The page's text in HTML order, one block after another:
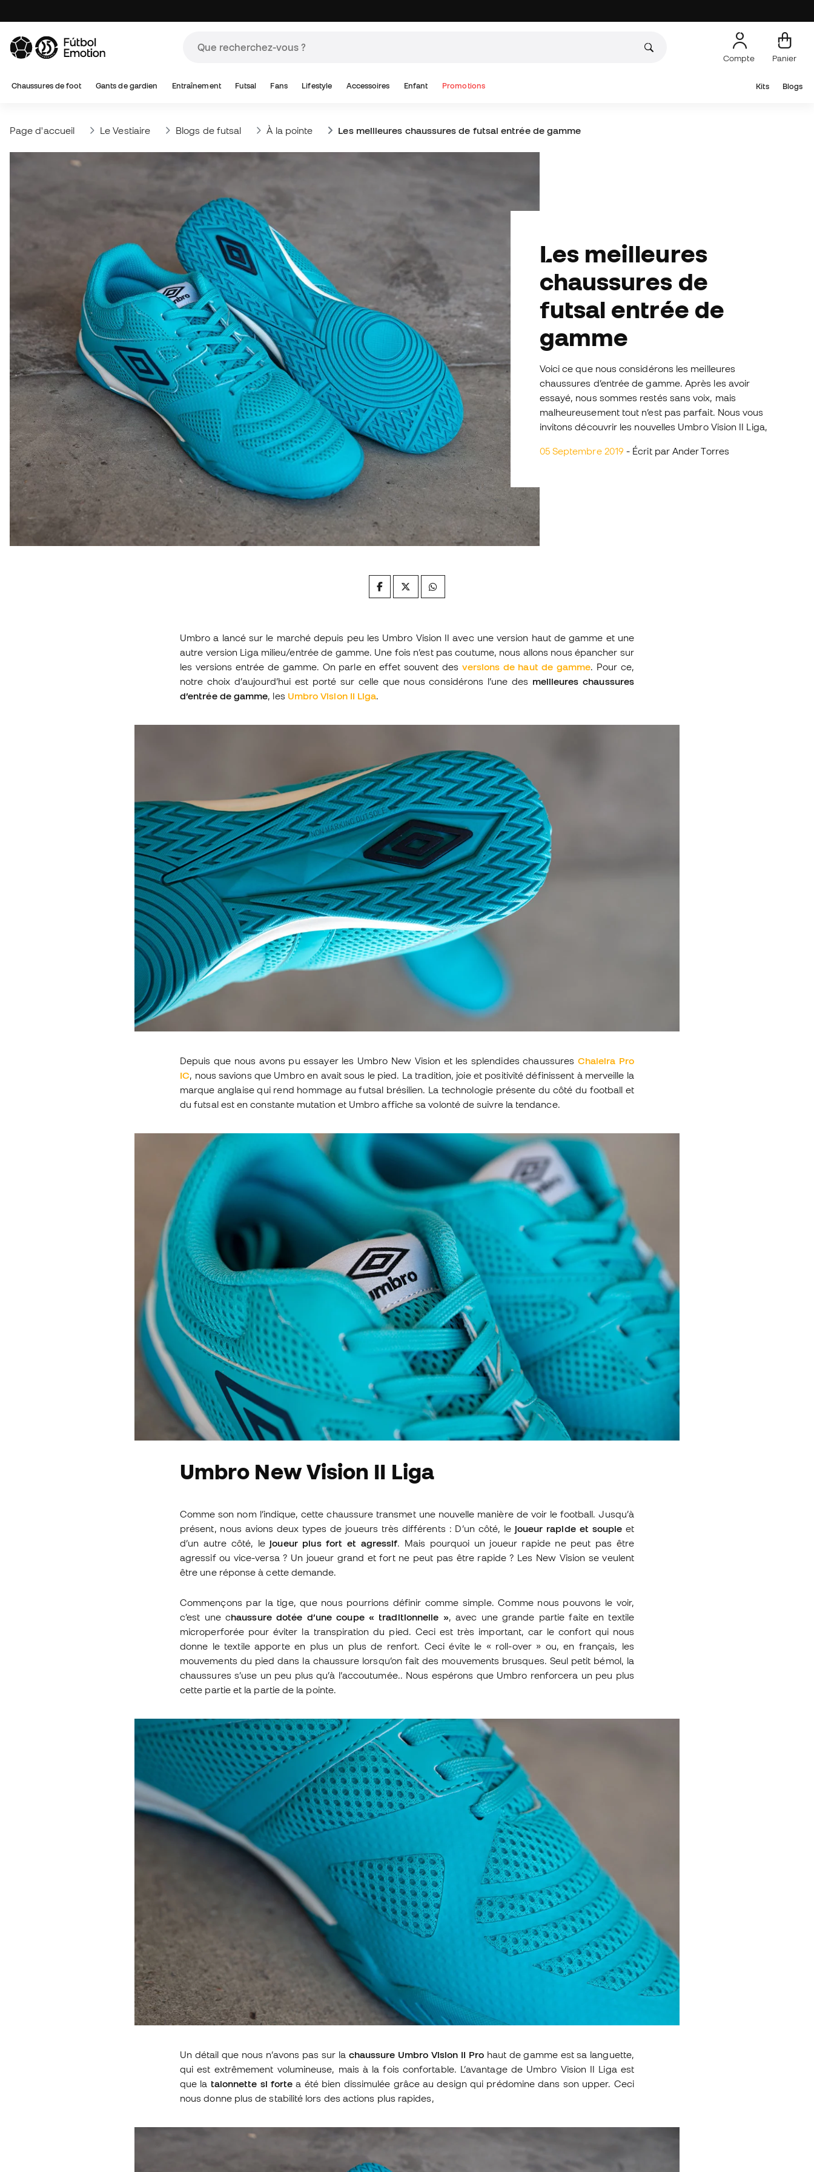
Compte Panier
Chaussures de foot Gants de gardien Entraînement Futsal Fans Lifestyle Accessoires Enfant Promotions Kits Blogs
Page d'accueil Le Vestiaire Blogs de futsal À la pointe Les meilleures chaussures de futsal entrée de gamme
Les meilleures
chaussures de
futsal entrée de
gamme
Voici ce que nous considérons les meilleures
chaussures d’entrée de gamme. Après les avoir
essayé, nous sommes restés sans voix, mais
malheureusement tout n’est pas parfait. Nous vous
invitons découvrir les nouvelles Umbro Vision II Liga,
05 Septembre 2019- Écrit par Ander Torres
Umbro a lancé sur le marché depuis peu les Umbro Vision II avec une version haut de gamme et une
autre version Liga milieu/entrée de gamme. Une fois n’est pas coutume, nous allons nous épancher sur
les versions entrée de gamme. On parle en effet souvent des versions de haut de gamme. Pour ce,
notre choix d’aujourd’hui est porté sur celle que nous considérons l’une des meilleures chaussures
d’entrée de gamme, les Umbro Vision II Liga.
Depuis que nous avons pu essayer les Umbro New Vision et les splendides chaussures Chaleira Pro
IC, nous savions que Umbro en avait sous le pied. La tradition, joie et positivité définissent à merveille la
marque anglaise qui rend hommage au futsal brésilien. La technologie présente du côté du football et
du futsal est en constante mutation et Umbro affiche sa volonté de suivre la tendance.
Umbro New Vision II Liga
Comme son nom l’indique, cette chaussure transmet une nouvelle manière de voir le football. Jusqu’à
présent, nous avions deux types de joueurs très différents : D’un côté, le joueur rapide et soupleet
d’un autre côté, lejoueur plus fort et agressif . Mais pourquoi un joueur rapide ne peut pas être
agressif ou vice-versa ? Un joueur grand et fort ne peut pas être rapide ? Les New Vision se veulent
être une réponse à cette demande.
Commençons par la tige, que nous pourrions définir comme simple. Comme nous pouvons le voir,
c’est une chaussure dotée d’une coupe « traditionnelle », avec une grande partie faite en textile
microperforée pour éviter la transpiration du pied. Ceci est très important, car le confort qui nous
donne le textile apporte en plus un plus de renfort. Ceci évite le « roll-over » ou, en français, les
mouvements du pied dans la chaussure lorsqu’on fait des mouvements brusques. Seul petit bémol, la
chaussures s’use un peu plus qu’à l’accoutumée.. Nous espérons que Umbro renforcera un peu plus
cette partie et la partie de la pointe.
Un détail que nous n’avons pas sur la chaussure Umbro Vision II Pro haut de gamme est sa languette,
qui est extrêmement volumineuse, mais à la fois confortable. L’avantage de Umbro Vision II Liga est
que la talonnette si forte a été bien dissimulée grâce au design qui prédomine dans son upper. Ceci
nous donne plus de stabilité lors des actions plus rapides,